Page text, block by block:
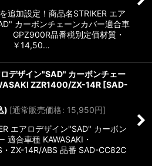
追加設定！商品名STRIKER エア
カーボンチェーンカバー適合車
GPZ900R品番税別定価材質・
￥14,50…
デザイン"SAD" カーボンチェー
ZZR1400/ZX-14R [SAD-
) [通常販売価格: 15,950円]
エアロデザイン"SAD" カーボン
適合車種 KAWASAKI・
ZX-14R/ABS 品番 SAD-CC82C